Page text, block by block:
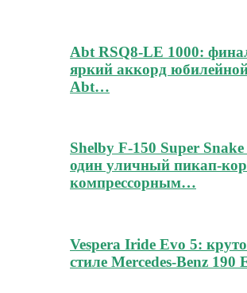
Abt RSQ8-LE 1000:
яркий аккорд
Abt…
Shelby F-150 Super
один уличный пикап-
компрессорным…
Vespera Iride Evo 5:
стиле Mercedes-Benz 190